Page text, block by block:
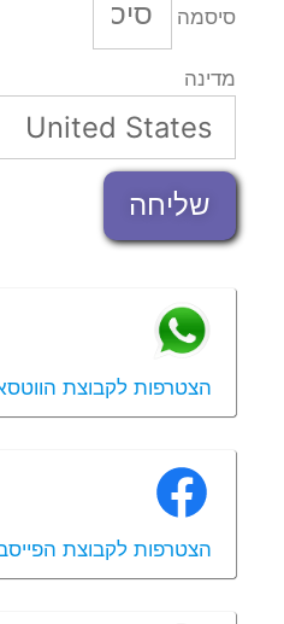
סיסמה
מדינה
שליחה
הצטרפות לקבוצת
הצטרפות לקבוצת